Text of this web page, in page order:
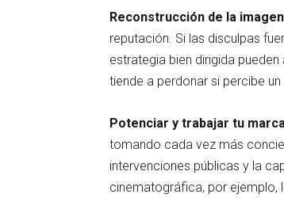
Reconstrucción de la imagen
reputación. Si las disculpas
estrategia bien dirigida
tiende a perdonar si percibe
Potenciar y trabajar tu
tomando cada vez más
intervenciones públicas y la
cinematográfica, por ejemplo,